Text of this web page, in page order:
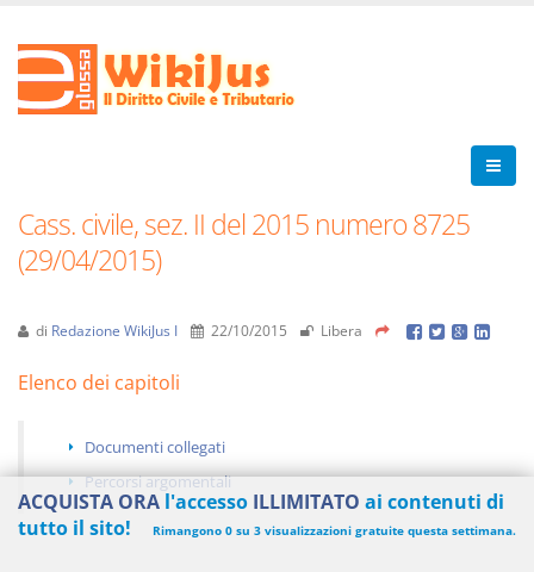
Cass. civile, sez. II del 2015 numero 8725
(29/04/2015)
di Redazione WikiJus I 22/10/2015 Libera
Elenco dei capitoli
Documenti collegati
Percorsi argomentali
ACQUISTA ORA l'accesso ILLIMITATO ai contenuti di
tutto il sito!
Rimangono 0 su 3 visualizzazioni gratuite questa settimana.